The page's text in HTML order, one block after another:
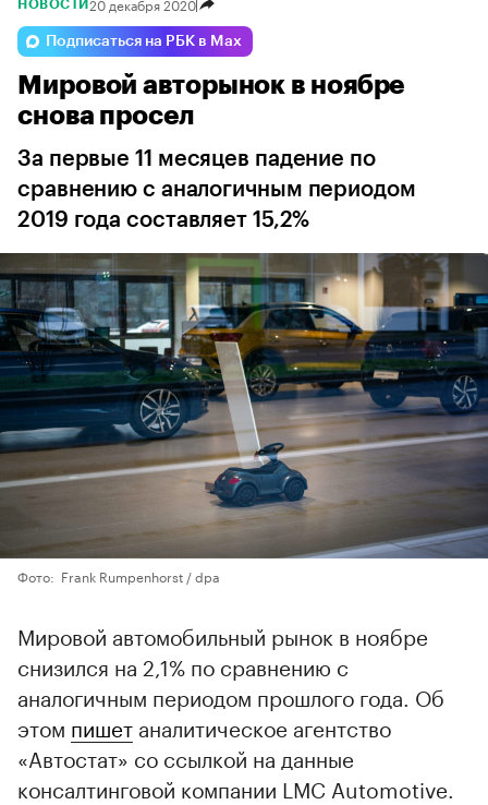
Lada Geely
Volga Omoda Jaecoo
НОВОСТИ
Подписаться на РБК в Max
Мировой авторынок в ноябре
снова просел
За первые 11 месяцев падение по
сравнению с аналогичным периодом
2019 года составляет 15,2%
Фото: Frank Rumpenhorst / dpa
Мировой автомобильный рынок в ноябре
снизился на 2,1% по сравнению с
аналогичным периодом прошлого года. Об
этом пишет аналитическое агентство
«Автостат» со ссылкой на данные
консалтинговой компании LMC Automotive.